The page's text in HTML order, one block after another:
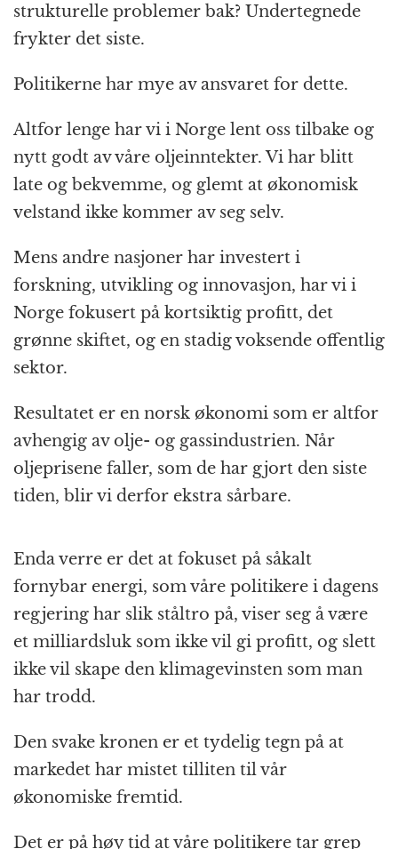
strukturelle problemer bak? Undertegnede
frykter det siste.
Politikerne har mye av ansvaret for dette.
Altfor lenge har vi i Norge lent oss tilbake og
nytt godt av våre oljeinntekter. Vi har blitt
late og bekvemme, og glemt at økonomisk
velstand ikke kommer av seg selv.
Mens andre nasjoner har investert i
forskning, utvikling og innovasjon, har vi i
Norge fokusert på kortsiktig profitt, det
grønne skiftet, og en stadig voksende offentlig
sektor.
Resultatet er en norsk økonomi som er altfor
avhengig av olje- og gassindustrien. Når
oljeprisene faller, som de har gjort den siste
tiden, blir vi derfor ekstra sårbare.
Enda verre er det at fokuset på såkalt
fornybar energi, som våre politikere i dagens
regjering har slik ståltro på, viser seg å være
et milliardsluk som ikke vil gi profitt, og slett
ikke vil skape den klimagevinsten som man
har trodd.
Den svake kronen er et tydelig tegn på at
markedet har mistet tilliten til vår
økonomiske fremtid.
Det er på høy tid at våre politikere tar grep